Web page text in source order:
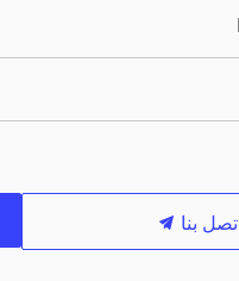
اتصل بنا